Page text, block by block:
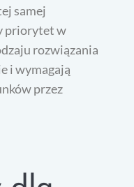
samej
priorytet w
rozwiązania
i wymagają
przez